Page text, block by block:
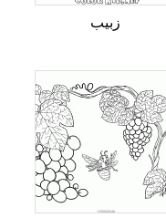
زبيب